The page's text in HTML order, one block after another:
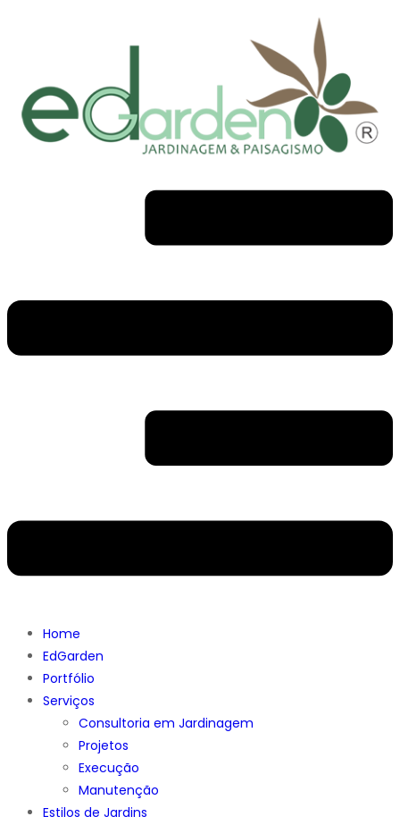
Home
EdGarden
Portfólio
Serviços
Consultoria em Jardinagem
Projetos
Execução
Manutenção
Estilos de Jardins